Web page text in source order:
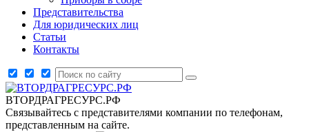
Представительства
Для юридических лиц
Статьи
Контакты
ВТОРДРАГРЕСУРС.РФ
Связывайтесь с представителями компании по телефонам,
представленным на сайте.